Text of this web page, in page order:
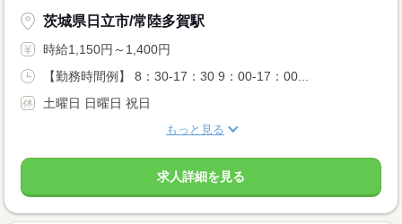
茨城県日立市/常陸多賀駅
時給1,150円～1,400円
【勤務時間例】 8：30-17：30 9：00-17：00...
土曜日 日曜日 祝日
もっと見る
求人詳細を見る